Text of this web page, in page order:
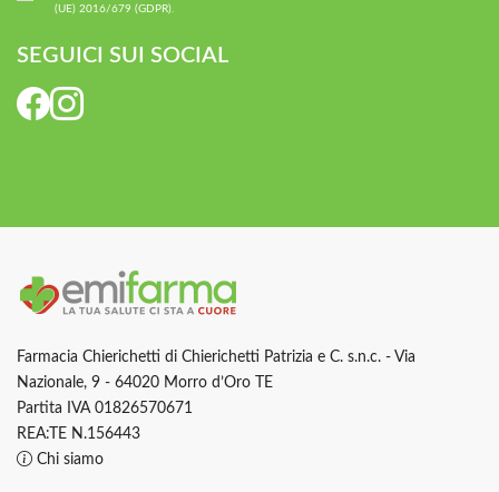
(UE) 2016/679 (GDPR).
SEGUICI SUI SOCIAL
Farmacia Chierichetti di Chierichetti Patrizia e C. s.n.c. - Via
Nazionale, 9 - 64020 Morro d’Oro TE
Partita IVA 01826570671
REA:TE N.156443
Chi siamo